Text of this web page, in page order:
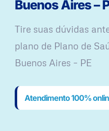
Buenos Aires –
Tire suas dúvidas
plano ​de Plano de
Buenos Aires – PE
Atendimento 100%